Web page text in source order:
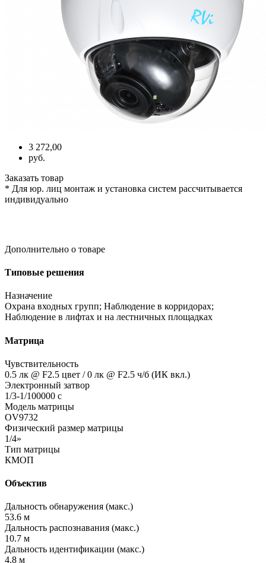
3 272,00
руб.
Заказать товар
* Для юр. лиц монтаж и установка систем рассчитывается
индивидуально
Дополнительно о товаре
Типовые решения
Назначение
Охрана входных групп; Наблюдение в корридорах;
Наблюдение в лифтах и на лестничных площадках
Матрица
Чувствительность
0.5 лк @ F2.5 цвет / 0 лк @ F2.5 ч/б (ИК вкл.)
Электронный затвор
1/3-1/100000 с
Модель матрицы
OV9732
Физический размер матрицы
1/4»
Тип матрицы
КМОП
Объектив
Дальность обнаружения (макс.)
53.6 м
Дальность распознавания (макс.)
10.7 м
Дальность идентификации (макс.)
4.8 м